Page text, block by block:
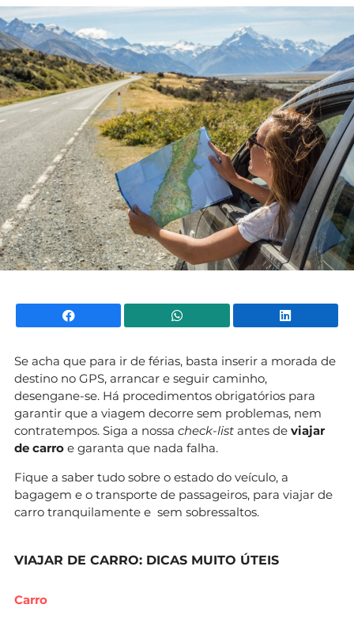
Facebook WhatsApp
Se acha que para ir de férias, basta inserir a morada de
destino no GPS, arrancar e seguir caminho,
desengane-se. Há procedimentos obrigatórios para
garantir que a viagem decorre sem problemas, nem
contratempos. Siga a nossa check-list antes de viajar
de carro e garanta que nada falha.
Fique a saber tudo sobre o estado do veículo, a
bagagem e o transporte de passageiros, para viajar de
carro tranquilamente e sem sobressaltos.
VIAJAR DE CARRO: DICAS MUITO ÚTEIS
Carro